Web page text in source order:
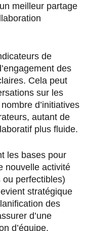
meilleur partage
de
des
Cela peut
sur les
d’initiatives
autant de
plus fluide.
les bases pour
nouvelle activité
ou perfectibles)
stratégique
des
d’une
d’équipe.